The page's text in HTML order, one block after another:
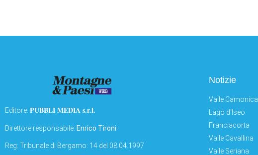
Editore: PUBBLI MEDIA s.r.l.
Direttore responsabile: Enrico Tironi
Reg: Tribunale di Bergamo: 14 del 08.04.1997
Notizie
Valle Camonica
Lago d'Iseo
Franciacorta
Valle Cavallina
Valle Seriana